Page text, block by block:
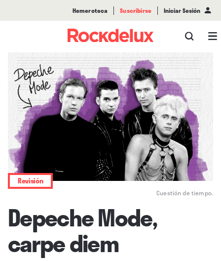
Hemeroteca Suscribirse Iniciar Sesión
Cuestión de tiempo.
Revisión
Depeche Mode,
carpe diem